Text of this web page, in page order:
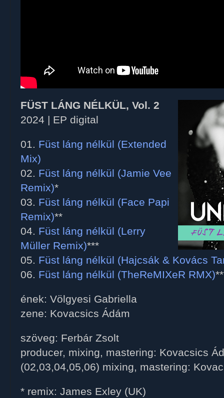
FÜST LÁNG NÉLKÜL, Vol. 2
2024 | EP digital
01. Füst láng nélkül (Extended
Mix)
02. Füst láng nélkül (Jamie Vee
Remix)*
03. Füst láng nélkül (Face Papi
Remix)**
04. Füst láng nélkül (Lerry
Müller Remix)***
05. Füst láng nélkül (Hajcsák & Kovács
06. Füst láng nélkül (TheReMIXeR RMX)
ének: Völgyesi Gabriella
zene: Kovacsics Ádám
szöveg: Ferbár Zsolt
producer, mixing, mastering: Kovacsics
(02,03,04,05,06) mixing, mastering:
* remix: James Exley (UK)